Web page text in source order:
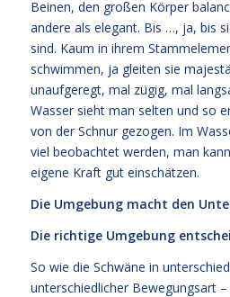
Beinen, den großen Körper
andere als elegant. Bis …, ja, bis
sind. Kaum in ihrem
schwimmen, ja gleiten sie
unaufgeregt, mal zügig, mal
Wasser sieht man selten und so
von der Schnur gezogen. Im
viel beobachtet werden, man
eigene Kraft gut einschätzen.
Die Umgebung macht den
Die richtige Umgebung
So wie die Schwäne in
unterschiedlicher Bewegungsart